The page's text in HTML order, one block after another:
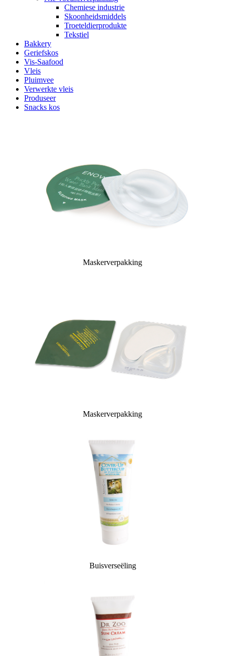
Chemiese industrie
Skoonheidsmiddels
Troeteldierprodukte
Tekstiel
Bakkery
Geriefskos
Vis-Saafood
Vleis
Pluimvee
Verwerkte vleis
Produseer
Snacks kos
Maskerverpakking
Maskerverpakking
Buisverseëling